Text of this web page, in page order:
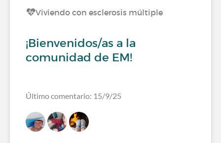
Viviendo con esclerosis múltiple
¡Bienvenidos/as a la
comunidad de EM!
Último comentario: 15/9/25